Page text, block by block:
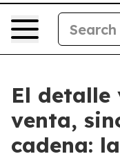
El detalle
venta,
cadena: